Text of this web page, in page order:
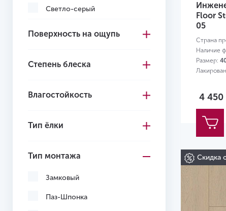
Светло-серый
Темно-коричневый
Поверхность на ощупь
Степень блеска
Влагостойкость
Тип ёлки
Тип монтажа
Замковый
Паз-Шпонка
Floor
05
Страна
Наличие
Размер:
4 450
Скидка